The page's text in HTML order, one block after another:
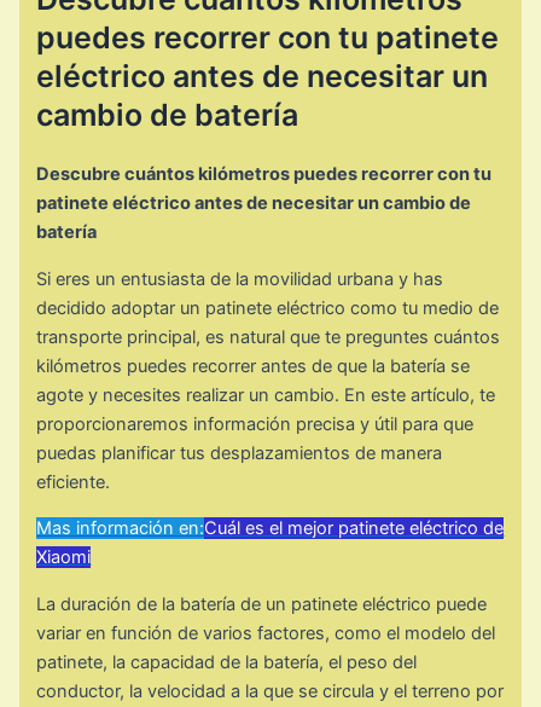
puedes recorrer con tu patinete
eléctrico antes de necesitar un
cambio de batería
Descubre cuántos kilómetros puedes recorrer con tu
patinete eléctrico antes de necesitar un cambio de
batería
Si eres un entusiasta de la movilidad urbana y has
decidido adoptar un patinete eléctrico como tu medio de
transporte principal, es natural que te preguntes cuántos
kilómetros puedes recorrer antes de que la batería se
agote y necesites realizar un cambio. En este artículo, te
proporcionaremos información precisa y útil para que
puedas planificar tus desplazamientos de manera
eficiente.
Mas información en:Cuál es el mejor patinete eléctrico de
Xiaomi
La duración de la batería de un patinete eléctrico puede
variar en función de varios factores, como el modelo del
patinete, la capacidad de la batería, el peso del
conductor, la velocidad a la que se circula y el terreno por